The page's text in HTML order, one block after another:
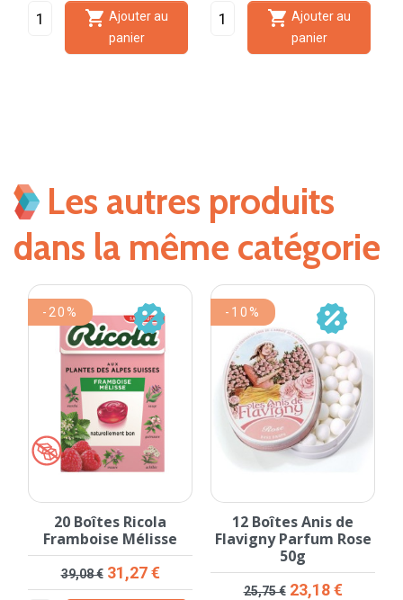
 Ajouter au
panier
 Ajouter au
panier
Les autres produits
dans la même catégorie
20 Boîtes Ricola
Framboise Mélisse
Prix de base
39,08 € Prix
31,27 €
-20%
12 Boîtes Anis de
Flavigny Parfum Rose
50g
Prix de base
25,75 € Prix
23,18 €
-10%